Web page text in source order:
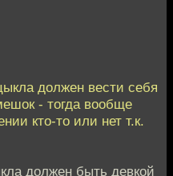
должен вести себя
- тогда вообще
кто-то или нет т.к.
должен быть девкой